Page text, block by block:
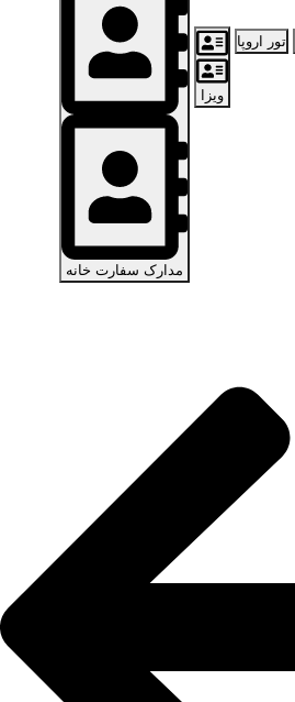
تور اروپا
ویزا
مدارک سفارت خانه